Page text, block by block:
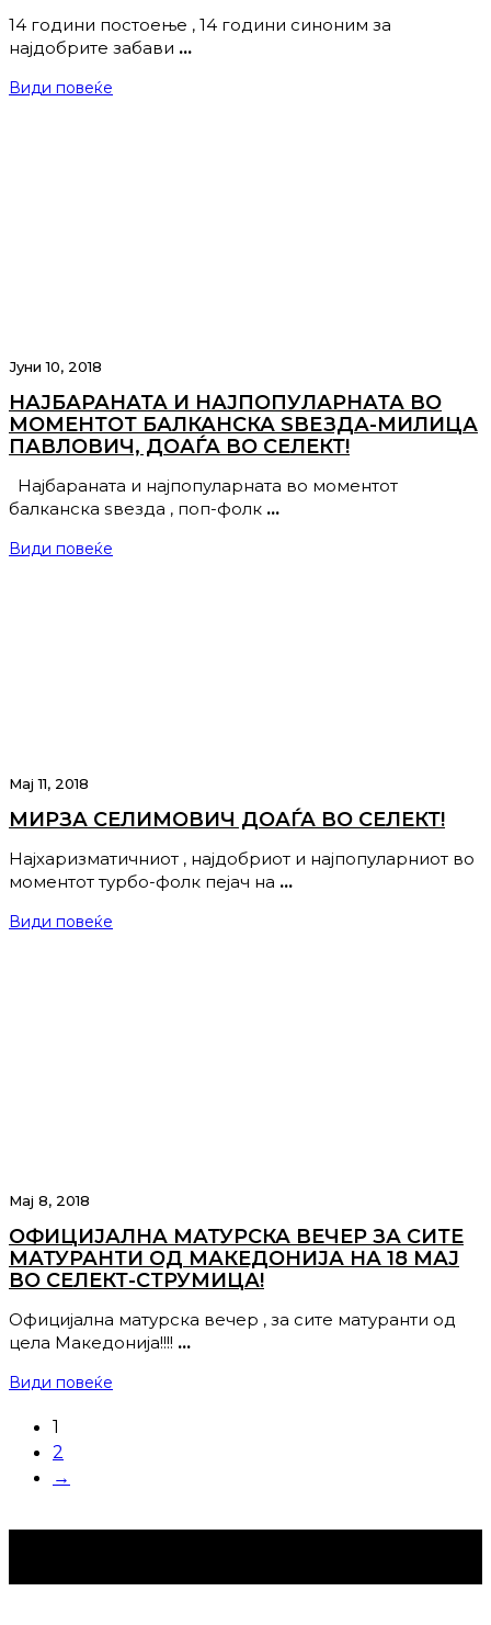
14 години постоење , 14 години синоним за
најдобрите забави …
Види повеќе
Јуни 10, 2018
НАЈБАРАНАТА И НАЈПОПУЛАРНАТА ВО
МОМЕНТОТ БАЛКАНСКА ЅВЕЗДА-МИЛИЦА
ПАВЛОВИЧ, ДОАЃА ВО СЕЛЕКТ!
Најбараната и најпопуларната во моментот
балканска ѕвезда , поп-фолк …
Види повеќе
Мај 11, 2018
МИРЗА СЕЛИМОВИЧ ДОАЃА ВО СЕЛЕКТ!
Најхаризматичниот , најдобриот и најпопуларниот во
моментот турбо-фолк пејач на …
Види повеќе
Мај 8, 2018
ОФИЦИЈАЛНА МАТУРСКА ВЕЧЕР ЗА СИТЕ
МАТУРАНТИ ОД МАКЕДОНИЈА НА 18 МАЈ
ВО СЕЛЕКТ-СТРУМИЦА!
Официјална матурска вечер , за сите матуранти од
цела Македонија!!!! …
Види повеќе
1
2
→